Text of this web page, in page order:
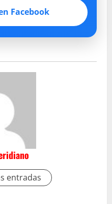
Facebook
entradas